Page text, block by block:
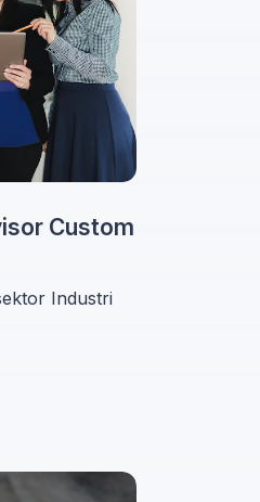
Custom
Industri